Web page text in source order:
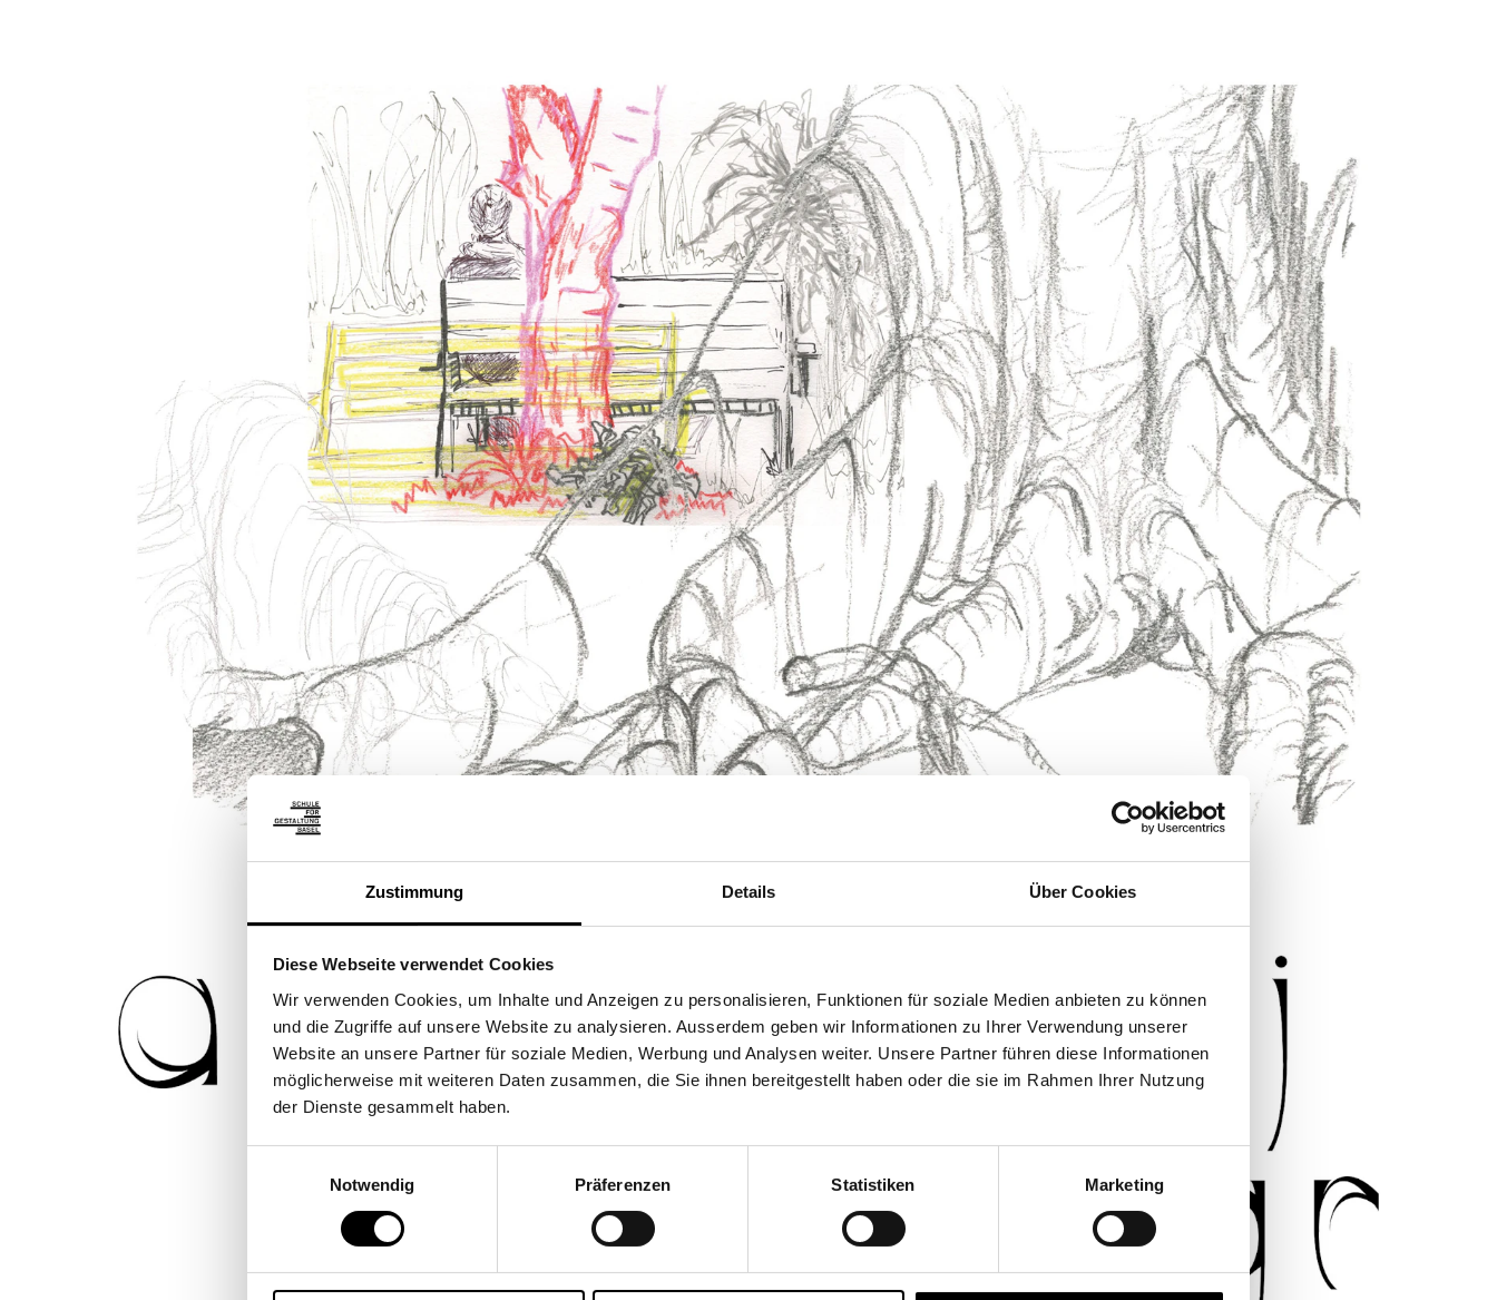
Zustimmung Details Über Cookies
Diese Webseite verwendet Cookies
Wir verwenden Cookies, um Inhalte und Anzeigen zu personalisieren, Funktionen für soziale Medien anbieten zu können
und die Zugriffe auf unsere Website zu analysieren. Ausserdem geben wir Informationen zu Ihrer Verwendung unserer
Website an unsere Partner für soziale Medien, Werbung und Analysen weiter. Unsere Partner führen diese Informationen
möglicherweise mit weiteren Daten zusammen, die Sie ihnen bereitgestellt haben oder die sie im Rahmen Ihrer Nutzung
der Dienste gesammelt haben.
Notwendig
Präferenzen Statistiken Marketing